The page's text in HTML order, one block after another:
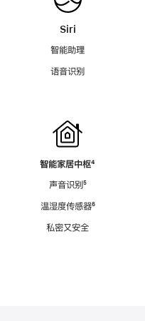
Siri
智能助理
语音识别
智能家居中枢脚
⁴
声音识别脚
⁵
温湿度传感器脚
⁶
私密又安全